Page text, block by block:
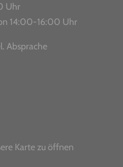
Uhr
14:00-16:00 Uhr
Absprache